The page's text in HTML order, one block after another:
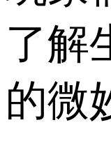
了解
的微